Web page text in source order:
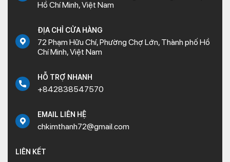
Hồ Chí Minh, Việt Nam
ĐỊA CHỈ CỬA HÀNG
72 Phạm Hữu Chí, Phường Chợ Lớn, Thành phố Hồ
Chí Minh, Việt Nam
HỖ TRỢ NHANH
+842838547570
EMAIL LIÊN HỆ
chkimthanh72@gmail.com
LIÊN KẾT